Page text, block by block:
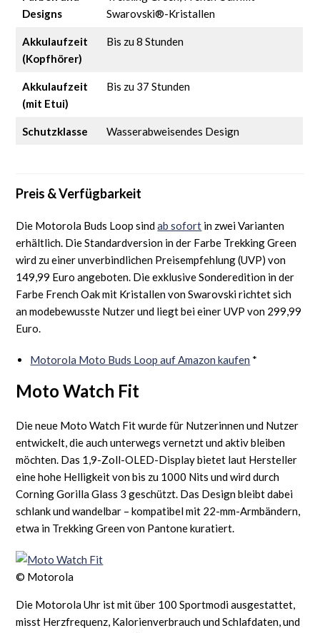
Designs
Swarovski®-Kristallen
Akkulaufzeit
(Kopfhörer)
Bis zu 8 Stunden
Akkulaufzeit
(mit Etui)
Bis zu 37 Stunden
Schutzklasse Wasserabweisendes Design
Preis & Verfügbarkeit
Die Motorola Buds Loop sindab sofort in zwei Varianten
erhältlich. Die Standardversion in der Farbe Trekking Green
wird zu einer unverbindlichen Preisempfehlung (UVP) von
149,99 Euro angeboten. Die exklusive Sonderedition in der
Farbe French Oak mit Kristallen von Swarovski richtet sich
an modebewusste Nutzer und liegt bei einer UVP von 299,99
Euro.
Motorola Moto Buds Loop auf Amazon kaufen *
Moto Watch Fit
Die neue Moto Watch Fit wurde für Nutzerinnen und Nutzer
entwickelt, die auch unterwegs vernetzt und aktiv bleiben
möchten. Das 1,9-Zoll-OLED-Display bietet laut Hersteller
eine hohe Helligkeit von bis zu 1000 Nits und wird durch
Corning Gorilla Glass 3 geschützt. Das Design bleibt dabei
schlank und wandelbar – kompatibel mit 22-mm-Armbändern,
etwa in Trekking Green von Pantone kuratiert.
© Motorola
Die Motorola Uhr ist mit über 100 Sportmodi ausgestattet,
misst Herzfrequenz, Kalorienverbrauch und Schlafdaten, und